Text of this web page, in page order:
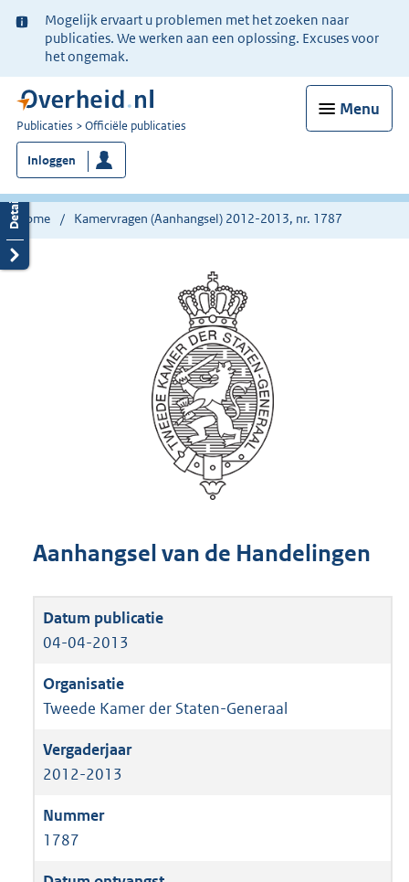
Ter
informatie:
Mogelijk ervaart u problemen met het zoeken naar
publicaties. We werken aan een oplossing. Excuses voor
het ongemak.
Menu
U
bent
nu
hier:
Publicaties Officiële publicaties
Inloggen
Home Kamervragen (Aanhangsel) 2012-2013, nr. 1787
Aanhangsel van de Handelingen
04-04-2013
Tweede Kamer der Staten-Generaal
2012-2013
1787